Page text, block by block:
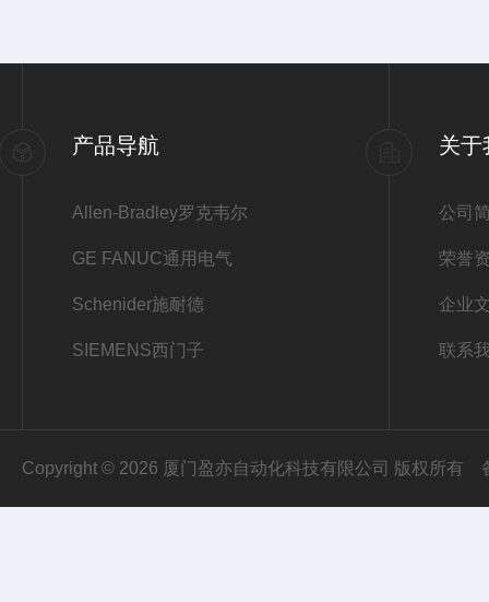
产品导航
Allen-Bradley罗克韦尔
GE FANUC通用电气
Schenider施耐德
SIEMENS西门子
关于
公司
荣誉
企业
联系
Copyright © 2026 厦门盈亦自动化科技有限公司 版权所有